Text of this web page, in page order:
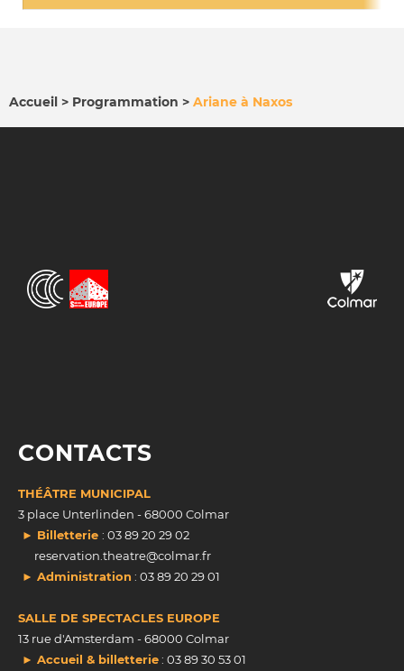
Accueil Programmation Ariane à Naxos
CONTACTS
THÉÂTRE MUNICIPAL
3 place Unterlinden - 68000 Colmar
► Billetterie : 03 89 20 29 02
reservation.theatre@colmar.fr
► Administration : 03 89 20 29 01
SALLE DE SPECTACLES EUROPE
13 rue d'Amsterdam - 68000 Colmar
► Accueil & billetterie: 03 89 30 53 01